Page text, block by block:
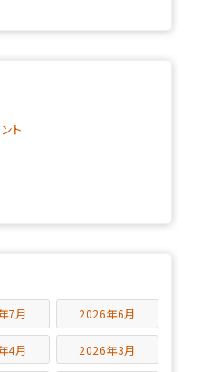
ト
7月 2026年6月
4月 2026年3月